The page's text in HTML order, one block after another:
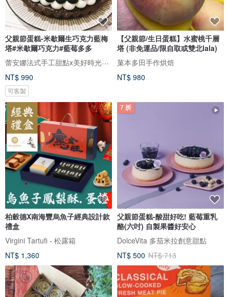
父親節蛋糕-米歇爾生巧克力藍梅
塔#米歇爾巧克力#藍莓多多
蕾安娜法式手工甜點x美好時光咖啡
NT$ 990
可客製
【父親節/生日蛋糕】水蜜桃千層
塔 (非免運品/限自取或雙北lala)
菓本多田手作烘焙
NT$ 980
柏穀德X南海豐烏魚子經典設計款
禮盒
Virgini Tartufi - 松露箱
NT$ 1,360
7 折
父親節蛋糕-酸甜好吃! 藍莓重乳
酪(六吋) 自製果醬好安心
DolceVita 多茄米拉創意甜點
NT$ 500 NT$ 713